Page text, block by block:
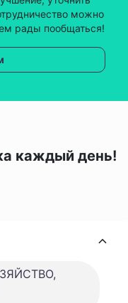
можно
рады пообщаться!
каждый день!